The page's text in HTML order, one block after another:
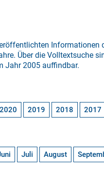
Informationen
Über die Volltextsuche
Jahr 2005 auffindbar.
2020 2019 2018 2017
Juli August